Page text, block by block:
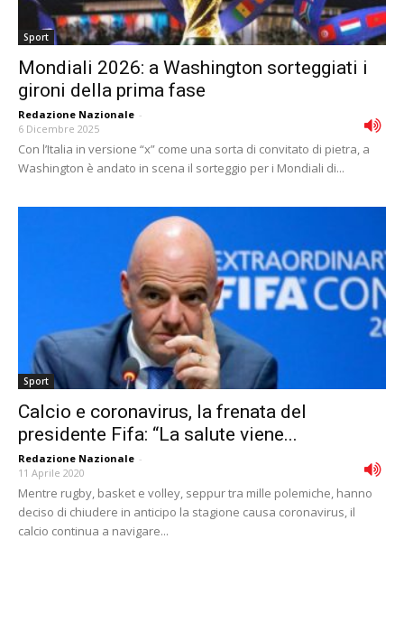
Sport
Mondiali 2026: a Washington sorteggiati i
gironi della prima fase
Redazione Nazionale -
6 Dicembre 2025
Con l’Italia in versione “x” come una sorta di convitato di pietra, a
Washington è andato in scena il sorteggio per i Mondiali di...
Sport
Calcio e coronavirus, la frenata del
presidente Fifa: “La salute viene...
Redazione Nazionale -
11 Aprile 2020
Mentre rugby, basket e volley, seppur tra mille polemiche, hanno
deciso di chiudere in anticipo la stagione causa coronavirus, il
calcio continua a navigare...